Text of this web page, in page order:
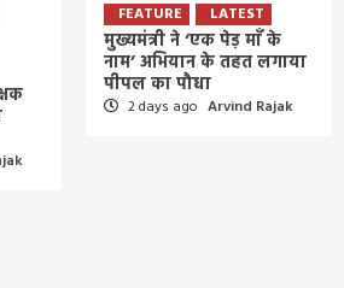
FEATURE
LATEST
मुख्यमंत्री ने ‘एक पेड़ माँ के
नाम’ अभियान के तहत लगाया
पीपल का पौधा
2 days ago Arvind Rajak